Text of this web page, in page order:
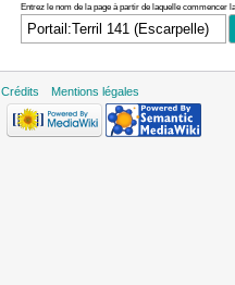
Entrez le nom de la page à partir de laquelle commencer
Crédits Mentions légales